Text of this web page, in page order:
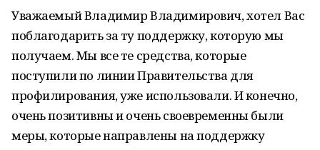
Уважаемый Владимир Владимирович, хотел Вас
поблагодарить за ту поддержку, которую мы
получаем. Мы все те средства, которые
поступили по линии Правительства для
профилирования, уже использовали. И конечно,
очень позитивны и очень своевременны были
меры, которые направлены на поддержку